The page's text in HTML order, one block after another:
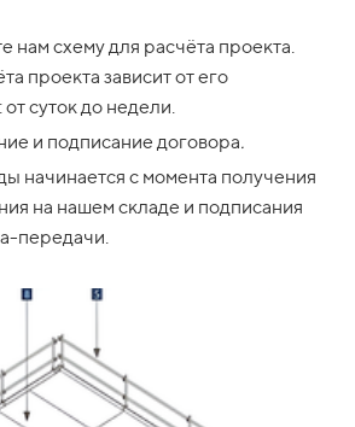
нам схему для расчёта проекта.
проекта зависит от его
суток до недели.
и подписание договора.
начинается с момента получения
на нашем складе и подписания
передачи.